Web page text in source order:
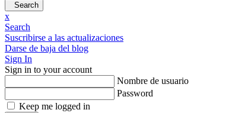
Search
x
Search
Suscribirse a las actualizaciones
Darse de baja del blog
Sign In
Sign in to your account
Nombre de usuario
Password
Keep me logged in